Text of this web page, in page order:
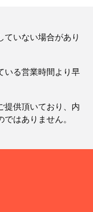
ていない場合があり
いる営業時間より早
提供頂いており、内
はありません。